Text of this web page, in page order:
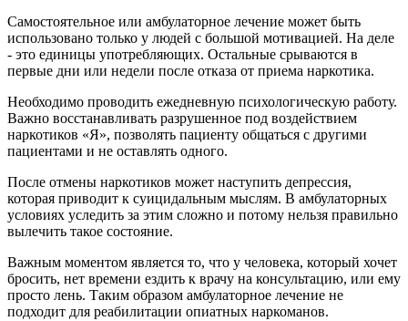
Самостоятельное или амбулаторное лечение может быть
использовано только у людей с большой мотивацией. На деле
- это единицы употребляющих. Остальные срываются в
первые дни или недели после отказа от приема наркотика.
Необходимо проводить ежедневную психологическую работу.
Важно восстанавливать разрушенное под воздействием
наркотиков «Я», позволять пациенту общаться с другими
пациентами и не оставлять одного.
После отмены наркотиков может наступить депрессия,
которая приводит к суицидальным мыслям. В амбулаторных
условиях уследить за этим сложно и потому нельзя правильно
вылечить такое состояние.
Важным моментом является то, что у человека, который хочет
бросить, нет времени ездить к врачу на консультацию, или ему
просто лень. Таким образом амбулаторное лечение не
подходит для реабилитации опиатных наркоманов.